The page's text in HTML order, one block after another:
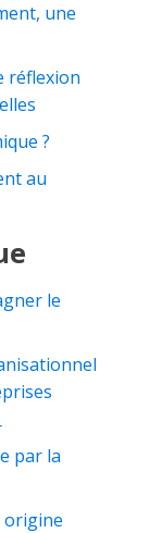
une
réflexion
?
au
le
par la
origine